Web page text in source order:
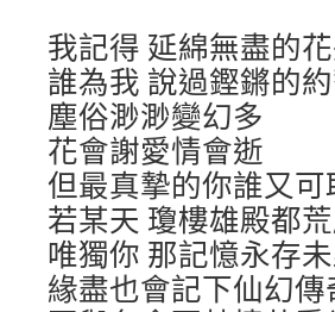
我記得 延綿無盡的
誰為我 說過鏗鏘的
塵俗渺渺變幻多
花會謝愛情會逝
但最真摯的你誰又可
若某天 瓊樓雄殿都
唯獨你 那記憶永存
緣盡也會記下仙幻傳